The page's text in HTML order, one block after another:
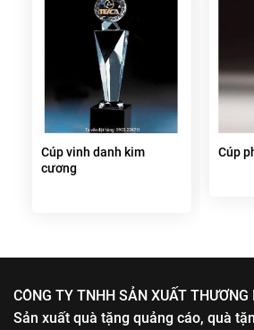
Cúp vinh danh kim
cương
Cúp
CÔNG TY TNHH SẢN XUẤT
Sản xuất quà tặng quảng cáo, quà